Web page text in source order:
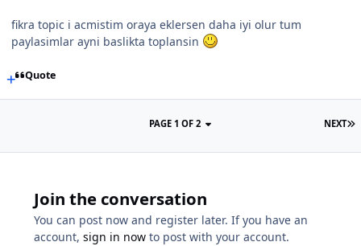
fikra topic i acmistim oraya eklersen daha iyi olur tum
paylasimlar ayni baslikta toplansin
Quote
NEXT
PAGE 1 OF 2
Join the conversation
You can post now and register later. If you have an
account, sign in now to post with your account.